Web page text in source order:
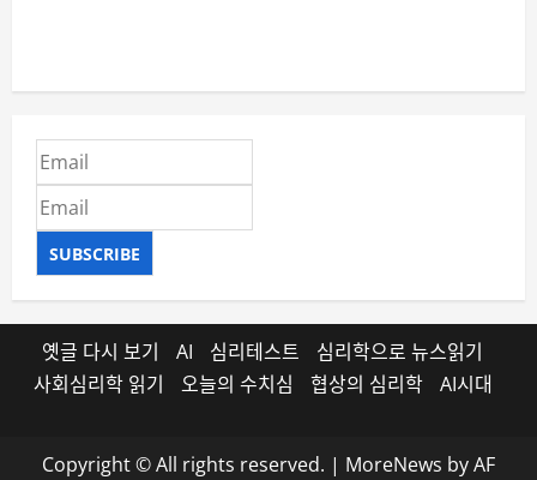
SUBSCRIBE
옛글 다시 보기 AI 심리테스트
심리학으로 뉴스읽기
사회심리학 읽기
오늘의 수치심 협상의 심리학 AI시대
Copyright © All rights reserved. | MoreNews by AF